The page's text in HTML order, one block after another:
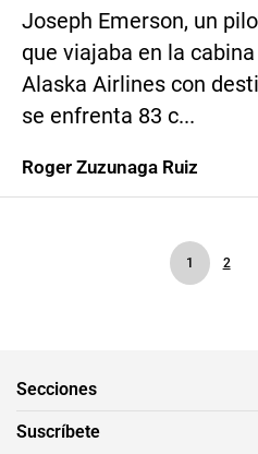
Joseph Emerson, un
que viajaba en la
Alaska Airlines con
se enfrenta 83 c...
Roger Zuzunaga Ruiz
1 2
Secciones
Suscríbete